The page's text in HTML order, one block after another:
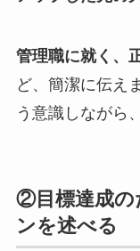
管理職に就く、
ど、簡潔に伝え
う意識しながら
②目標達成の
ンを述べる